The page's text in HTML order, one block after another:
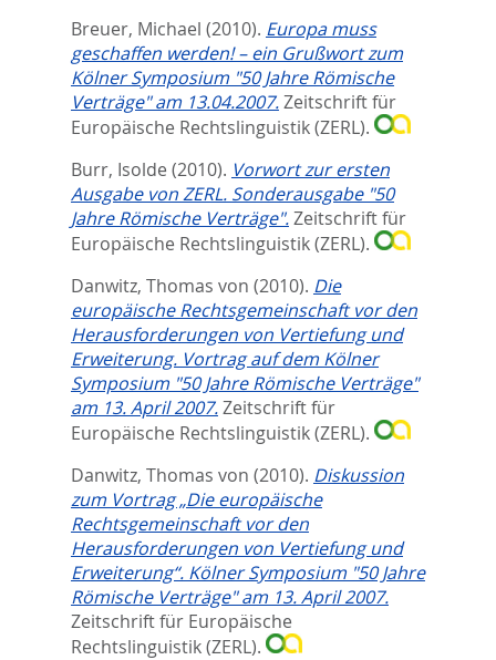
Breuer, Michael (2010). Europa muss
geschaffen werden! – ein Grußwort zum
Kölner Symposium "50 Jahre Römische
Verträge" am 13.04.2007.Zeitschrift für
Europäische Rechtslinguistik (ZERL).
Burr, Isolde (2010). Vorwort zur ersten
Ausgabe von ZERL. Sonderausgabe "50
Jahre Römische Verträge".Zeitschrift für
Europäische Rechtslinguistik (ZERL).
Danwitz, Thomas von (2010). Die
europäische Rechtsgemeinschaft vor den
Herausforderungen von Vertiefung und
Erweiterung. Vortrag auf dem Kölner
Symposium "50 Jahre Römische Verträge"
am 13. April 2007.Zeitschrift für
Europäische Rechtslinguistik (ZERL).
Danwitz, Thomas von (2010). Diskussion
zum Vortrag „Die europäische
Rechtsgemeinschaft vor den
Herausforderungen von Vertiefung und
Erweiterung“. Kölner Symposium "50 Jahre
Römische Verträge" am 13. April 2007.
Zeitschrift für Europäische
Rechtslinguistik (ZERL).